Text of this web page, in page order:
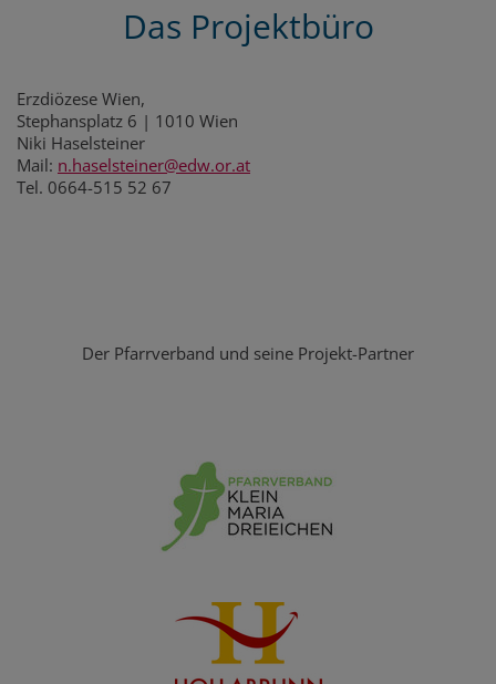
Das Projektbüro
Erzdiözese Wien,
Stephansplatz 6 | 1010 Wien
Niki Haselsteiner
Mail: n.haselsteiner@edw.or.at
Tel. 0664-515 52 67
Der Pfarrverband und seine Projekt-Partner